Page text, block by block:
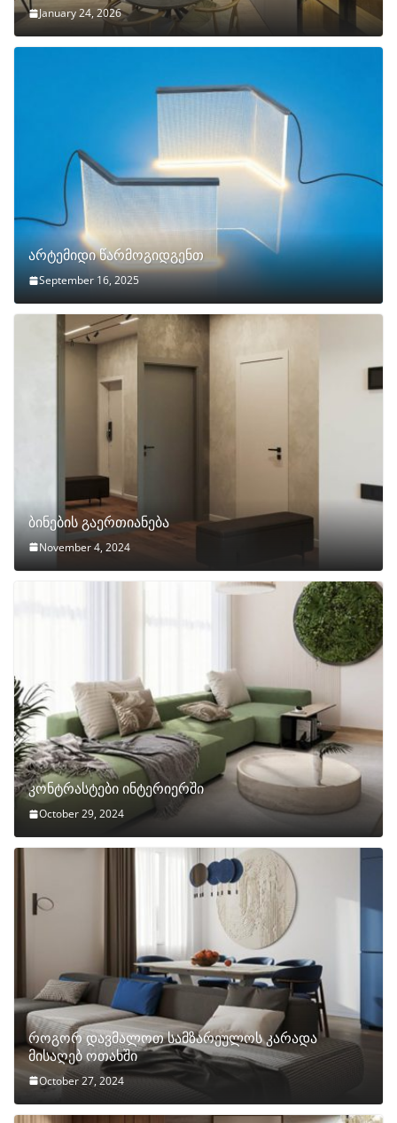
January 24, 2026
არტემიდი წარმოგიდგენთ
September 16, 2025
ბინების გაერთიანება
November 4, 2024
კონტრასტები ინტერიერში
October 29, 2024
როგორ დავმალოთ სამზარეულოს კარადა
მისაღებ ოთახში
October 27, 2024